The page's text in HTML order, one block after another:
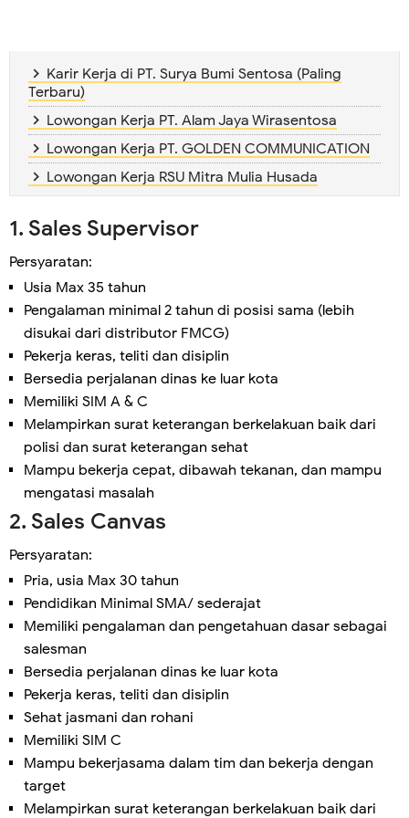
Karir Kerja di PT. Surya Bumi Sentosa (Paling
Terbaru)
Lowongan Kerja PT. Alam Jaya Wirasentosa
Lowongan Kerja PT. GOLDEN COMMUNICATION
Lowongan Kerja RSU Mitra Mulia Husada
1. Sales Supervisor
Persyaratan:
Usia Max 35 tahun
Pengalaman minimal 2 tahun di posisi sama (lebih
disukai dari distributor FMCG)
Pekerja keras, teliti dan disiplin
Bersedia perjalanan dinas ke luar kota
Memiliki SIM A & C
Melampirkan surat keterangan berkelakuan baik dari
polisi dan surat keterangan sehat
Mampu bekerja cepat, dibawah tekanan, dan mampu
mengatasi masalah
2. Sales Canvas
Persyaratan:
Pria, usia Max 30 tahun
Pendidikan Minimal SMA/ sederajat
Memiliki pengalaman dan pengetahuan dasar sebagai
salesman
Bersedia perjalanan dinas ke luar kota
Pekerja keras, teliti dan disiplin
Sehat jasmani dan rohani
Memiliki SIM C
Mampu bekerjasama dalam tim dan bekerja dengan
target
Melampirkan surat keterangan berkelakuan baik dari